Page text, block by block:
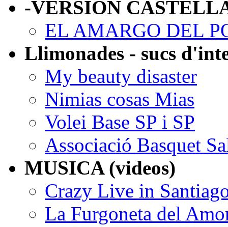
-VERSIÓN
EL AMARGO DEL
Llimonades - sucs
My beauty disaster
Nimias cosas Mias
Volei Base SP i SP
Associació Basquet
MUSICA (videos)
Crazy Live in
La Furgoneta del